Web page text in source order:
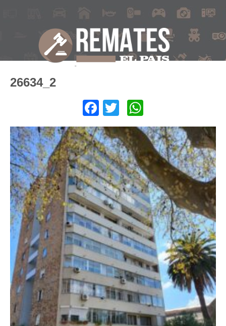
26634_2
Facebook
Twitter